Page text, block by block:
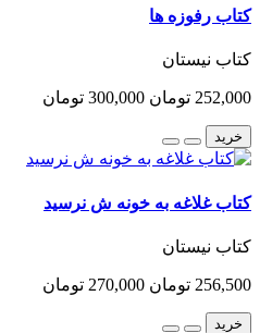
کتاب رفوزه ها
کتاب نیستان
252,000 تومان 300,000 تومان
خرید
کتاب غلاغه به خونه ش نرسید
کتاب نیستان
256,500 تومان 270,000 تومان
خرید